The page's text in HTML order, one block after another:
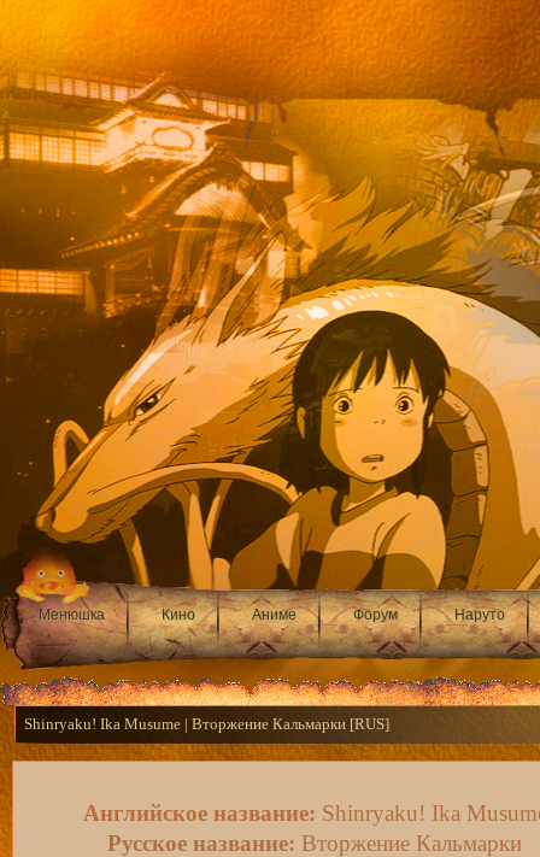
Менюшка Кино Аниме Форум Наруто
Shinryaku! Ika Musume | Вторжение Кальмарки [RUS]
Английское название: Shinryaku! Ika
Русское название: Вторжение Кальмарки